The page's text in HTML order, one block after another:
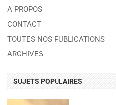
A PROPOS
CONTACT
TOUTES NOS PUBLICATIONS
ARCHIVES
SUJETS POPULAIRES